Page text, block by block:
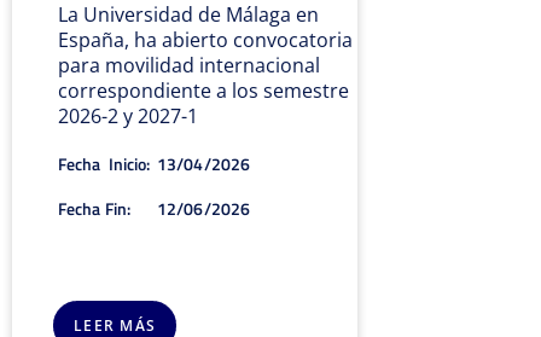
La Universidad de Málaga en
España, ha abierto convocatoria
para movilidad internacional
correspondiente a los semestre
2026-2 y 2027-1
Fecha Inicio: 13/04/2026
Fecha Fin:
12/06/2026
LEER MÁS